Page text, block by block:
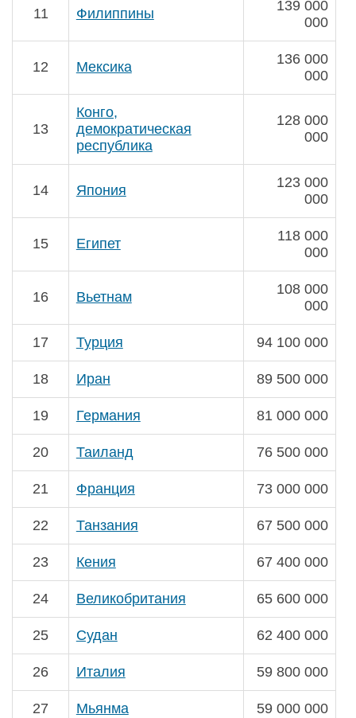
11 Филиппины
139 000
000
12 Мексика
136 000
000
13
Конго,
демократическая
республика
128 000
000
14 Япония
123 000
000
15 Египет
118 000
000
16 Вьетнам
108 000
000
17 Турция 94 100 000
18 Иран 89 500 000
19 Германия 81 000 000
20 Таиланд 76 500 000
21 Франция 73 000 000
22 Танзания 67 500 000
23 Кения 67 400 000
24 Великобритания 65 600 000
25 Судан 62 400 000
26 Италия 59 800 000
27 Мьянма 59 000 000